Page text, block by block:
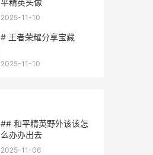
平精英头像
2025-11-10
# 王者荣耀分享宝藏
2025-11-10
## 和平精英野外该该怎
么办办出去
2025-11-06